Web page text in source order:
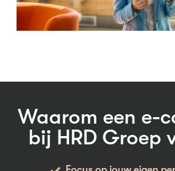
Waarom een e-
bij HRD Groep